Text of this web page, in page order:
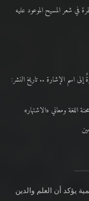
المسيح الموعود عليه السلام ..«3» نظرة في شعر المسيح الموعود عليه
الموعود عليه السلام.. 2 إشارةٌ إلى اسم الإشارة .. تاريخ النشر:
يؤكد أن العلم والدين